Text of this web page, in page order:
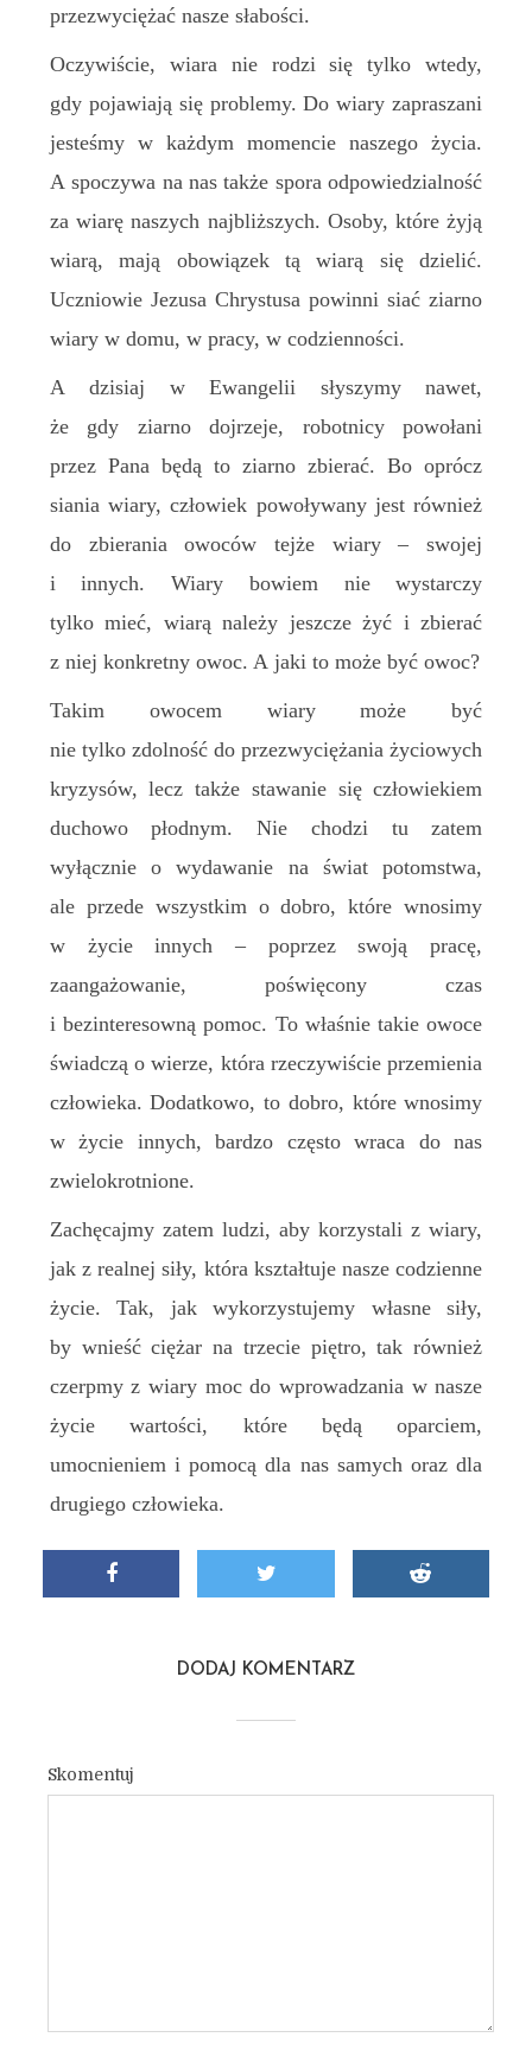
przezwyciężać nasze słabości.
Oczywiście, wiara nie rodzi się tylko wtedy,
gdy pojawiają się problemy. Do wiary zapraszani
jesteśmy w każdym momencie naszego życia.
A spoczywa na nas także spora odpowiedzialność
za wiarę naszych najbliższych. Osoby, które żyją
wiarą, mają obowiązek tą wiarą się dzielić.
Uczniowie Jezusa Chrystusa powinni siać ziarno
wiary w domu, w pracy, w codzienności.
A dzisiaj w Ewangelii słyszymy nawet,
że gdy ziarno dojrzeje, robotnicy powołani
przez Pana będą to ziarno zbierać. Bo oprócz
siania wiary, człowiek powoływany jest również
do zbierania owoców tejże wiary – swojej
i innych. Wiary bowiem nie wystarczy
tylko mieć, wiarą należy jeszcze żyć i zbierać
z niej konkretny owoc. A jaki to może być owoc?
Takim owocem wiary może być
nie tylko zdolność do przezwyciężania życiowych
kryzysów, lecz także stawanie się człowiekiem
duchowo płodnym. Nie chodzi tu zatem
wyłącznie o wydawanie na świat potomstwa,
ale przede wszystkim o dobro, które wnosimy
w życie innych – poprzez swoją pracę,
zaangażowanie, poświęcony czas
i bezinteresowną pomoc. To właśnie takie owoce
świadczą o wierze, która rzeczywiście przemienia
człowieka. Dodatkowo, to dobro, które wnosimy
w życie innych, bardzo często wraca do nas
zwielokrotnione.
Zachęcajmy zatem ludzi, aby korzystali z wiary,
jak z realnej siły, która kształtuje nasze codzienne
życie. Tak, jak wykorzystujemy własne siły,
by wnieść ciężar na trzecie piętro, tak również
czerpmy z wiary moc do wprowadzania w nasze
życie wartości, które będą oparciem,
umocnieniem i pomocą dla nas samych oraz dla
drugiego człowieka.
DODAJ KOMENTARZ
Skomentuj